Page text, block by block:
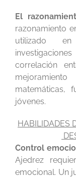
El
razonamiento
utilizado
correlación
matemáticas,
jóvenes.
HABILIDADES
Control
Ajedrez
emocional. Un